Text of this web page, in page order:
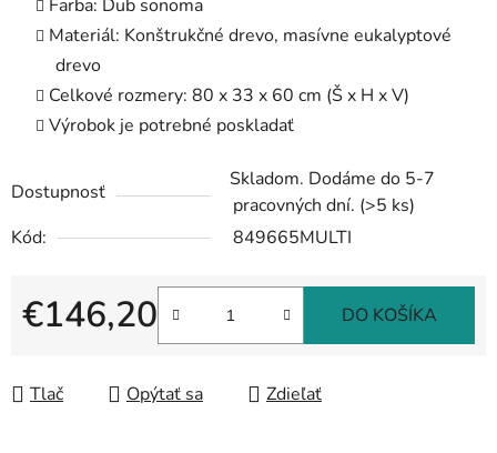
Farba: Dub sonoma
Materiál: Konštrukčné drevo, masívne eukalyptové
drevo
Celkové rozmery: 80 x 33 x 60 cm (Š x H x V)
Výrobok je potrebné poskladať
Dostupnosť
Skladom. Dodáme do 5-7
pracovných dní. (>5 ks)
Kód:
849665MULTI
€146,20 DO KOŠÍKA
Tlač Opýtať sa Zdieľať